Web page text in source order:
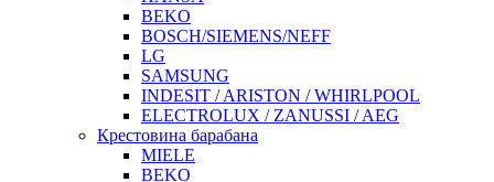
BEKO
BOSCH/SIEMENS/NEFF
LG
SAMSUNG
INDESIT / ARISTON / WHIRLPOOL
ELECTROLUX / ZANUSSI / AEG
Крестовина барабана
MIELE
BEKO